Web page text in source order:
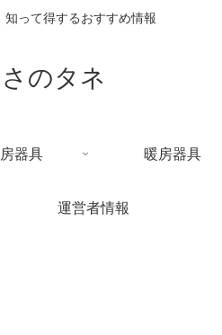
って得するおすすめ情報
のタネ
器具 暖房器具
運営者情報